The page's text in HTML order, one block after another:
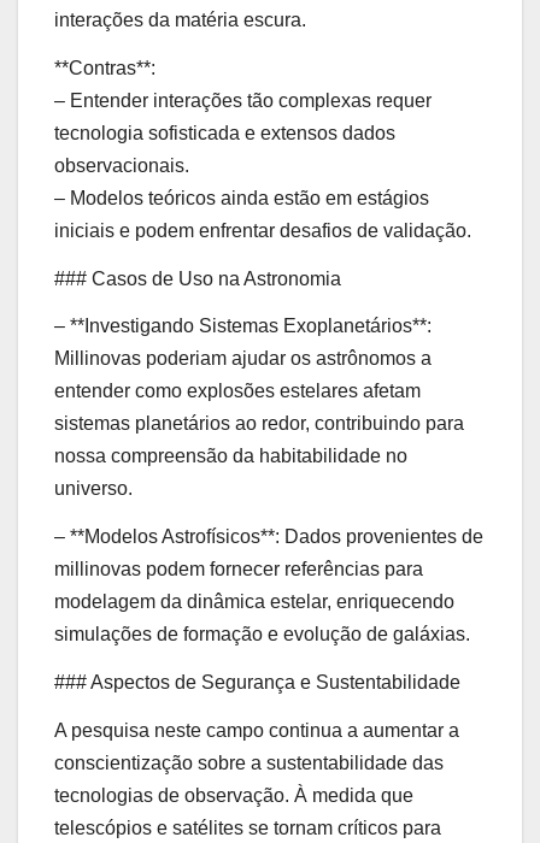
interações da matéria escura.
**Contras**:
– Entender interações tão complexas requer
tecnologia sofisticada e extensos dados
observacionais.
– Modelos teóricos ainda estão em estágios
iniciais e podem enfrentar desafios de validação.
### Casos de Uso na Astronomia
– **Investigando Sistemas Exoplanetários**:
Millinovas poderiam ajudar os astrônomos a
entender como explosões estelares afetam
sistemas planetários ao redor, contribuindo para
nossa compreensão da habitabilidade no
universo.
– **Modelos Astrofísicos**: Dados provenientes de
millinovas podem fornecer referências para
modelagem da dinâmica estelar, enriquecendo
simulações de formação e evolução de galáxias.
### Aspectos de Segurança e Sustentabilidade
A pesquisa neste campo continua a aumentar a
conscientização sobre a sustentabilidade das
tecnologias de observação. À medida que
telescópios e satélites se tornam críticos para